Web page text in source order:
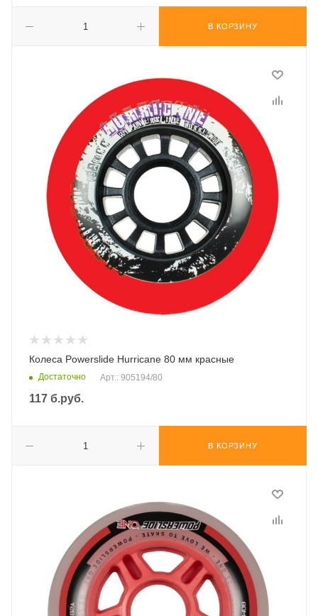
В КОРЗИНУ
Колеса Powerslide Hurricane 80 мм красные
Достаточно Арт.: 905194/80
117 б.руб.
В КОРЗИНУ